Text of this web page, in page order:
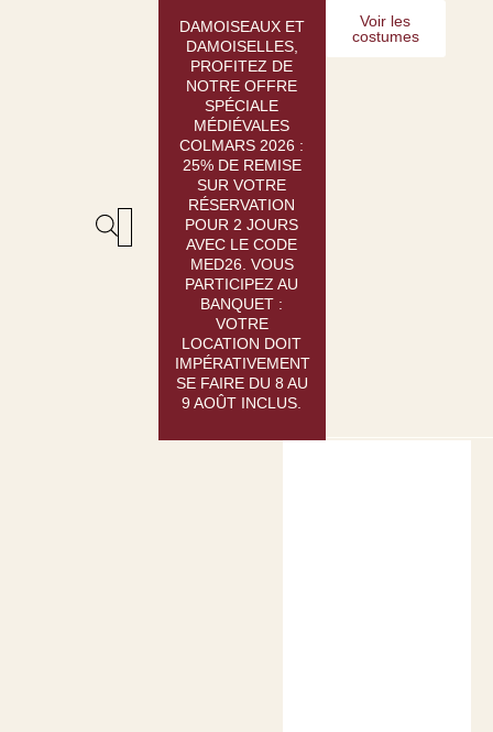
DAMOISEAUX ET
DAMOISELLES,
PROFITEZ DE
NOTRE OFFRE
SPÉCIALE
MÉDIÉVALES
COLMARS 2026 :
25% DE REMISE
SUR VOTRE
RÉSERVATION
POUR 2 JOURS
AVEC LE CODE
MED26. VOUS
PARTICIPEZ AU
BANQUET :
VOTRE
LOCATION DOIT
IMPÉRATIVEMENT
SE FAIRE DU 8 AU
9 AOÛT INCLUS.
Voir les
costumes